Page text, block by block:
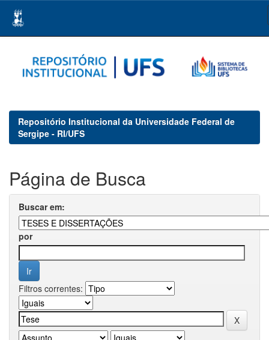
navigation
Repositório Institucional da Universidade Federal de
Sergipe - RI/UFS
Página de Busca
Buscar em:
por
Filtros correntes: